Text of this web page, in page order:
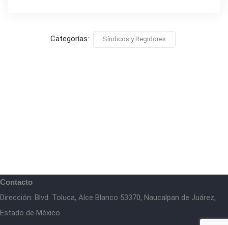
Categorías: Síndicos y Regidores
Contacto
Dirección: Blvd. Toluca, Alce Blanco 53370, Naucalpan de Juárez,
Estado de México.